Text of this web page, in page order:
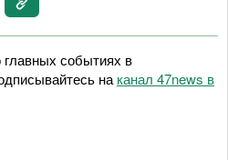
событиях в
на канал 47news в